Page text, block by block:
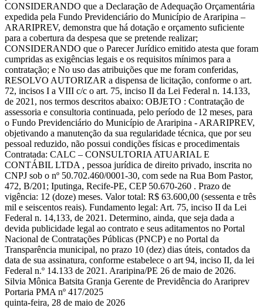
CONSIDERANDO que a Declaração de Adequação Orçamentária
expedida pela Fundo Previdenciário do Município de Araripina –
ARARIPREV, demonstra que há dotação e orçamento suficiente
para a cobertura da despesa que se pretende realizar;
CONSIDERANDO que o Parecer Jurídico emitido atesta que foram
cumpridas as exigências legais e os requisitos mínimos para a
contratação; e No uso das atribuições que me foram conferidas,
RESOLVO AUTORIZAR a dispensa de licitação, conforme o art.
72, incisos I a VIII c/c o art. 75, inciso II da Lei Federal n. 14.133,
de 2021, nos termos descritos abaixo: OBJETO : Contratação de
assessoria e consultoria continuada, pelo período de 12 meses, para
o Fundo Previdenciário do Município de Araripina - ARARIPREV,
objetivando a manutenção da sua regularidade técnica, que por seu
pessoal reduzido, não possui condições físicas e procedimentais
Contratada: CALC – CONSULTORIA ATUARIAL E
CONTÁBIL LTDA , pessoa jurídica de direito privado, inscrita no
CNPJ sob o nº 50.702.460/0001-30, com sede na Rua Bom Pastor,
472, B/201; Iputinga, Recife-PE, CEP 50.670-260 . Prazo de
vigência: 12 (doze) meses. Valor total: R$ 63.600,00 (sessenta e três
mil e seiscentos reais). Fundamento legal: Art. 75, inciso II da Lei
Federal n. 14,133, de 2021. Determino, ainda, que seja dada a
devida publicidade legal ao contrato e seus aditamentos no Portal
Nacional de Contratações Públicas (PNCP) e no Portal da
Transparência municipal, no prazo 10 (dez) dias úteis, contados da
data de sua assinatura, conforme estabelece o art 94, inciso II, da lei
Federal n.º 14.133 de 2021. Araripina/PE 26 de maio de 2026.
Silvia Mônica Batsita Granja Gerente de Previdência do Arariprev
Portaria PMA nº 417/2025
quinta-feira, 28 de maio de 2026